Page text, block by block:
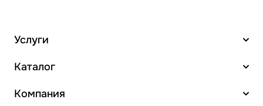
Услуги
Каталог
Компания